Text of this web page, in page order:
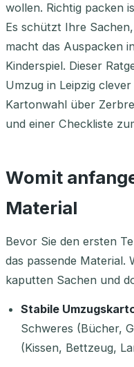
wollen. Richtig packen
Es schützt Ihre
macht das Auspacken
Kinderspiel. Dieser
Umzug in Leipzig
Kartonwahl über
und einer Checkliste
Womit
Material
Bevor Sie den ersten
das passende Material.
kaputten Sachen und
Stabile
Schweres (Bücher,
(Kissen, Bettzeug,